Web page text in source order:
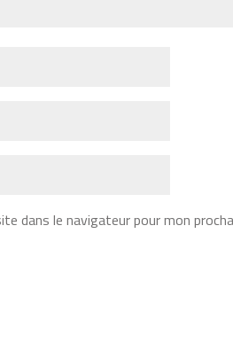
dans le navigateur pour mon